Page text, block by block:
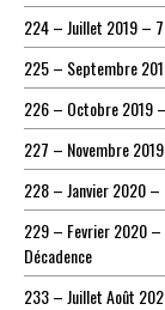
224 – Juillet 2019 –
225 – Septembre
226 – Octobre 2019
227 – Novembre
228 – Janvier 2020 –
229 – Fevrier 2020 –
Décadence
233 – Juillet Août